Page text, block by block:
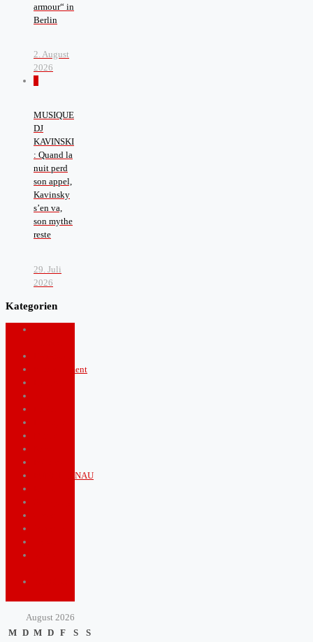
armour“ in
Berlin
2. August
2026
MUSIQUE
DJ
KAVINSKI
: Quand la
nuit perd
son appel,
Kavinsky
s’en va,
son mythe
reste
29. Juli
2026
Kategorien
Entertainment
PUNKTGENAU
August 2026
M D M D F S
S